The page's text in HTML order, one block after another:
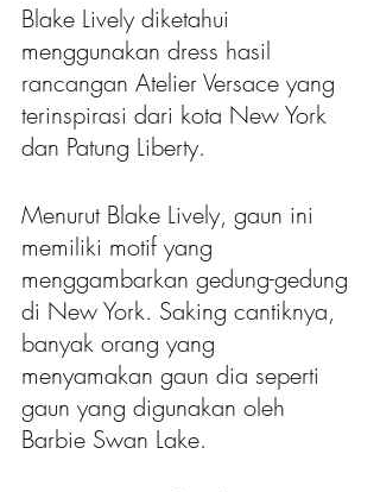
Blake Lively diketahui
menggunakan dress hasil
rancangan Atelier Versace yang
terinspirasi dari kota New York
dan Patung Liberty.
Menurut Blake Lively, gaun ini
memiliki motif yang
menggambarkan gedung-gedung
di New York. Saking cantiknya,
banyak orang yang
menyamakan gaun dia seperti
gaun yang digunakan oleh
Barbie Swan Lake.